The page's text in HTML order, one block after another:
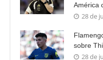
América
28 de
sobre
28 de